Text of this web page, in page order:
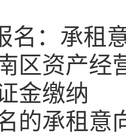
：承租意
区资产经
缴纳
承租意向